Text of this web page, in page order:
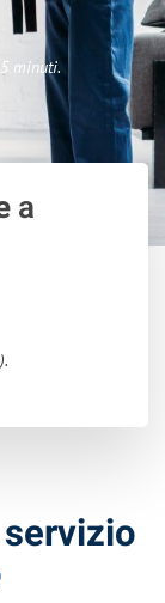
minuti.
a